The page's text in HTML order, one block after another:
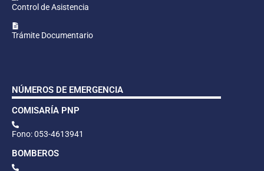
Control de Asistencia
Trámite Documentario
NÚMEROS DE EMERGENCIA
COMISARÍA PNP
Fono: 053-4613941
BOMBEROS